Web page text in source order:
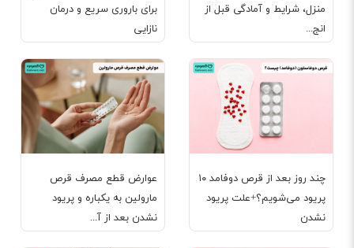
برای باروری سریع و درمان
نازایی
منزل، شرایط و آمادگی قبل از
انج...
عوارض قطع مصرف قرص
مارولین به یکباره و پریود
نشدن بعد از آ...
چند روز بعد از قرص دوفامد ۱۰
پریود می‌شویم؟+علت پریود
نشدن